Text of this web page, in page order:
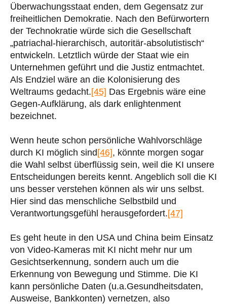
Überwachungsstaat enden, dem Gegensatz zur
freiheitlichen Demokratie. Nach den Befürwortern
der Technokratie würde sich die Gesellschaft
„patriachal-hierarchisch, autoritär-absolutistisch“
entwickeln. Letztlich würde der Staat wie ein
Unternehmen geführt und die Justiz entmachtet.
Als Endziel wäre an die Kolonisierung des
Weltraums gedacht.[45] Das Ergebnis wäre eine
Gegen-Aufklärung, als dark enlightenment
bezeichnet.
Wenn heute schon persönliche Wahlvorschläge
durch KI möglich sind[46], könnte morgen sogar
die Wahl selbst überflüssig sein, weil die KI unsere
Entscheidungen bereits kennt. Angeblich soll die KI
uns besser verstehen können als wir uns selbst.
Hier sind das menschliche Selbstbild und
Verantwortungsgefühl herausgefordert.[47]
Es geht heute in den USA und China beim Einsatz
von Video-Kameras mit KI nicht mehr nur um
Gesichtserkennung, sondern auch um die
Erkennung von Bewegung und Stimme. Die KI
kann persönliche Daten (u.a.Gesundheitsdaten,
Ausweise, Bankkonten) vernetzen, also